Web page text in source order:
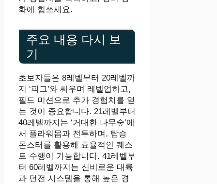
화에 힘쓰세요.
주요 내용 다시 보
기
초보자들은 8레벨부터 20레벨까
지 ‘피그’와 싸우며 레벨업하고,
필드 미션으로 추가 경험치를 얻
는 것이 중요합니다. 21레벨부터
40레벨까지는 ‘거대한 나무숲’에
서 플라워몹과 전투하며, 탑승
몬스터를 활용해 효율적인 퀘스
트 수행이 가능합니다. 41레벨부
터 60레벨까지는 신비로운 대륙
과 던전 시스템을 통해 높은 경